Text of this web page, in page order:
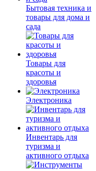
Бытовая техника и
товары для дома и
сада
Товары для
красоты и
здоровья
Электроника
Инвентарь для
туризма и
активного отдыха